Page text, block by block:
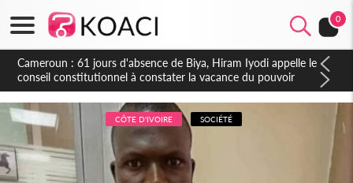
0
Côte d'Ivoire : Fin de la pagaille au PDCI-RDA, Lessiehi bannit
les mouvements sauvages
CÔTE D'IVOIRE SOCIÉTÉ